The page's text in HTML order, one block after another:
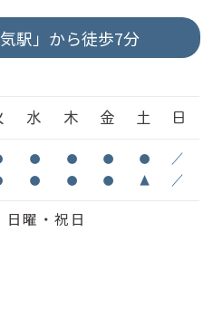
駅」から徒歩7分
水 木 金 土 日
● ● ● ● ／
● ● ● ▲ ／
曜・祝日